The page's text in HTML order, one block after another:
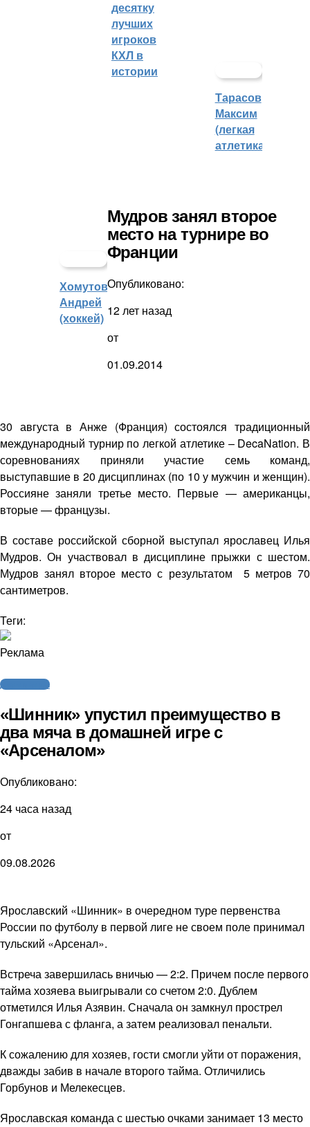
десятку
лучших
игроков
КХЛ в
истории
Тарасов
Максим
(легкая
атлетика)
Хомутов
Андрей
(хоккей)
Мудров занял второе
место на турнире во
Франции
Опубликовано:
12 лет назад
от
01.09.2014
30 августа в Анже (Франция) состоялся традиционный
международный турнир по легкой атлетике – DecaNation. В
соревнованиях приняли участие семь команд,
выступавшие в 20 дисциплинах (по 10 у мужчин и женщин).
Россияне заняли третье место. Первые — американцы,
вторые — французы.
В составе российской сборной выступал ярославец Илья
Мудров. Он участвовал в дисциплине прыжки с шестом.
Мудров занял второе место с результатом 5 метров 70
сантиметров.
Теги:
Реклама
Другие виды
«Шинник» упустил преимущество в
два мяча в домашней игре с
«Арсеналом»
Опубликовано:
24 часа назад
от
09.08.2026
Ярославский «Шинник» в очередном туре первенства
России по футболу в первой лиге не своем поле принимал
тульский «Арсенал».
Встреча завершилась вничью — 2:2. Причем после первого
тайма хозяева выигрывали со счетом 2:0. Дублем
отметился Илья Азявин. Сначала он замкнул прострел
Гонгапшева с фланга, а затем реализовал пенальти.
К сожалению для хозяев, гости смогли уйти от поражения,
дважды забив в начале второго тайма. Отличились
Горбунов и Мелекесцев.
Ярославская команда с шестью очками занимает 13 место